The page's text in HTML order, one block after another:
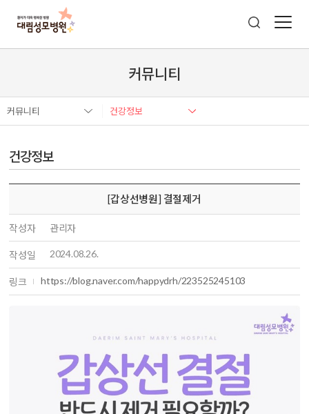
커뮤니티
커뮤니티 건강정보
건강정보
[갑상선병원] 결절제거
작성자 관리자
작성일 2024.08.26.
링크 https://blog.naver.com/happydrh/223525245103